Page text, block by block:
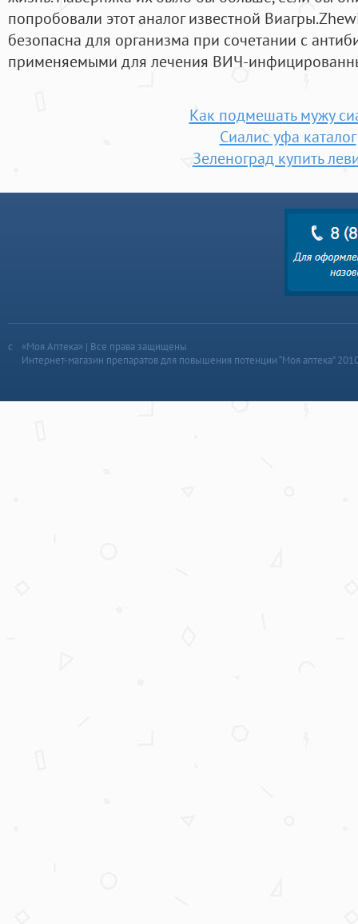
попробовали этот аналог известной
безопасна для организма при сочетании с
применяемыми для лечения ВИЧ-
Как подмешать мужу
Сиалис уфа каталог
Зеленоград купить
«Моя Аптека» | Все права защищены
Интернет-магазин препаратов для повышения потенции “Моя аптека”